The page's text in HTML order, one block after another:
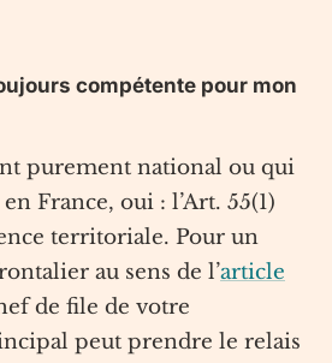
compétente pour mon
purement national ou qui
France, oui : l’Art. 55(1)
territoriale. Pour un
au sens de l’article
de file de votre
peut prendre le relais